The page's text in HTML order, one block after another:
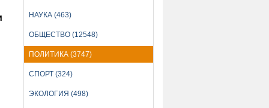
НАУКА (463)
ОБЩЕСТВО (12548)
ПОЛИТИКА (3747)
СПОРТ (324)
ЭКОЛОГИЯ (498)